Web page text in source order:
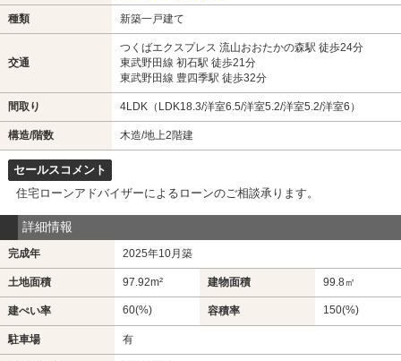
種類 新築一戸建て
交通
つくばエクスプレス 流山おおたかの森駅 徒歩24分
東武野田線 初石駅 徒歩21分
東武野田線 豊四季駅 徒歩32分
間取り 4LDK（LDK18.3/洋室6.5/洋室5.2/洋室5.2/洋室6）
構造/階数 木造/地上2階建
セールスコメント
住宅ローンアドバイザーによるローンのご相談承ります。
詳細情報
完成年 2025年10月築
土地面積 97.92m² 建物面積 99.8㎡
建ぺい率 60(%) 容積率 150(%)
駐車場 有